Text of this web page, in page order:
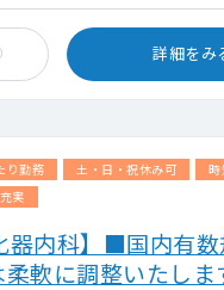
詳細をみ
り勤務 土・日・祝休み可
時
実
器内科】■国内有
柔軟に調整いたし